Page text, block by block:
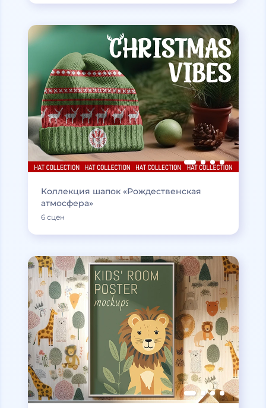
Коллекция шапок «Рождественская
атмосфера»
6 сцен